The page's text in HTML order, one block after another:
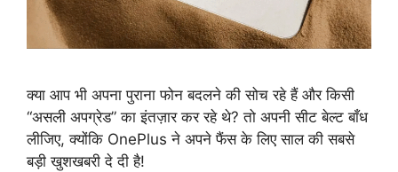
क्या आप भी अपना पुराना फोन बदलने की सोच रहे हैं और किसी
“असली अपग्रेड” का इंतज़ार कर रहे थे? तो अपनी सीट बेल्ट बाँध
लीजिए, क्योंकि OnePlus ने अपने फैंस के लिए साल की सबसे
बड़ी खुशखबरी दे दी है!